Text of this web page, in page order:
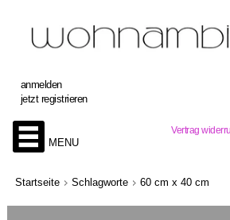
Vertrag
anmelden
jetzt registrieren
MENU
Startseite Schlagworte 60 cm x 40 cm